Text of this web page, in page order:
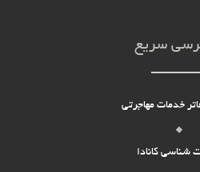
سریع
خدمات مهاجرتی
شناسی کانادا